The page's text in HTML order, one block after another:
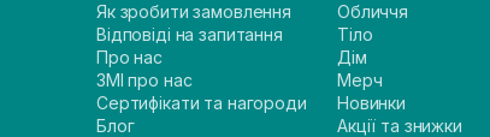
Як зробити замовлення
Відповіді на запитання
Про нас
ЗМІ про нас
Сертифікати та нагороди
Блог
Обличчя
Тіло
Дім
Мерч
Новинки
Акції та знижки